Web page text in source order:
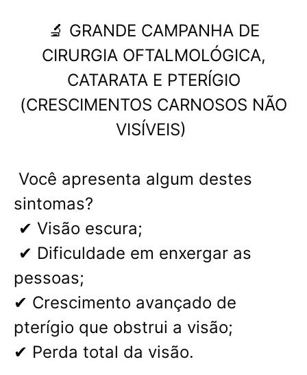
🔬 GRANDE CAMPANHA DE
CIRURGIA OFTALMOLÓGICA,
CATARATA E PTERÍGIO
(CRESCIMENTOS CARNOSOS NÃO
VISÍVEIS)
Você apresenta algum destes
sintomas?
✔ Visão escura;
✔ Dificuldade em enxergar as
pessoas;
✔ Crescimento avançado de
pterígio que obstrui a visão;
✔ Perda total da visão.